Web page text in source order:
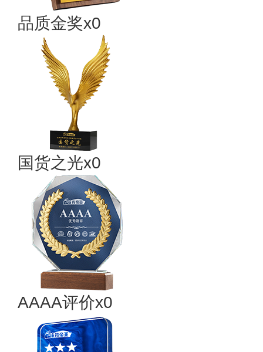
品质金奖x0
国货之光x0
AAAA评价x0